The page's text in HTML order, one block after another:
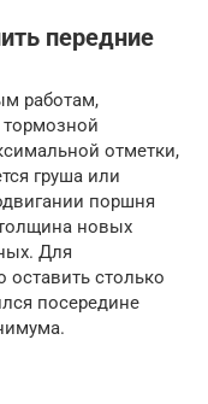
передние
работам,
тормозной
отметки,
груша или
поршня
новых
Для
оставить столько
посередине